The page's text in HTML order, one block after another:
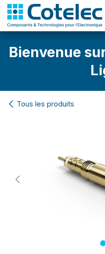
Bienvenue
Tous les produits